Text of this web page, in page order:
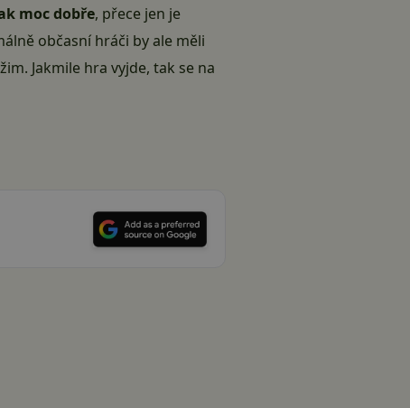
moc dobře, přece jen je
občasní hráči by ale měli
Jakmile hra vyjde, tak se na